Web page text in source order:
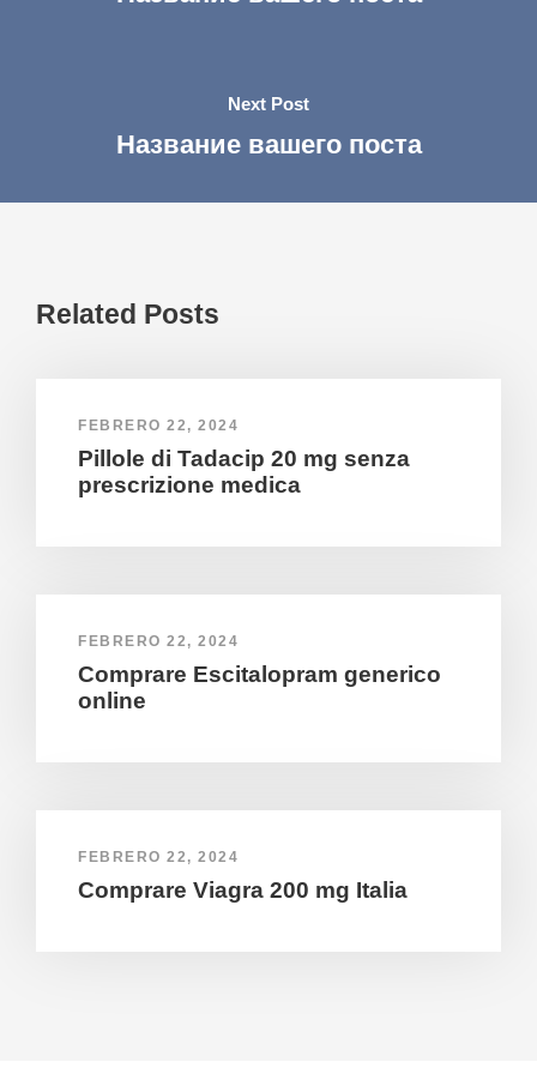
Next Post
Название вашего поста
Related Posts
FEBRERO 22, 2024
Pillole di Tadacip 20 mg senza
prescrizione medica
FEBRERO 22, 2024
Comprare Escitalopram generico
online
FEBRERO 22, 2024
Comprare Viagra 200 mg Italia